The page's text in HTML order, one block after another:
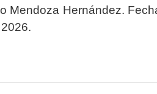
Mendoza Hernández.